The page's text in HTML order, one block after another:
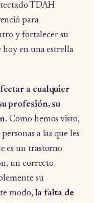
TDAH
para
y fortalecer su
hoy en una estrella
a cualquier
profesión, su
. Como hemos visto,
a las que les
es un trastorno
un correcto
su
modo, la falta de